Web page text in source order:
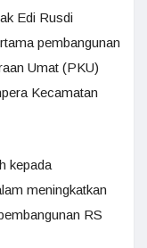
Edi Rusdi
pembangunan
Umat (PKU)
Kecamatan
kepada
meningkatkan
RS